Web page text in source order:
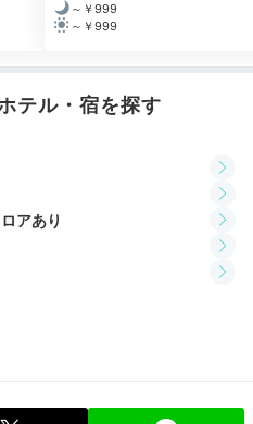
目
～￥999
～￥999
テル・宿を探す
アあり